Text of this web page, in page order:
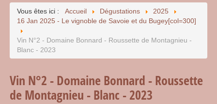
Vous êtes ici : Accueil Dégustations
2025
16 Jan 2025 - Le vignoble de Savoie et du Bugey[col=300]
Vin N°2 - Domaine Bonnard - Roussette de Montagnieu -
Blanc - 2023
Vin N°2 - Domaine Bonnard - Roussette
de Montagnieu - Blanc - 2023